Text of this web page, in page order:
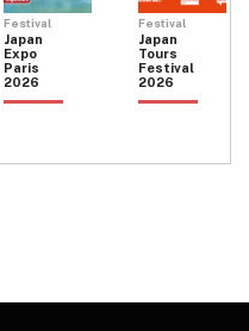
Festival
Japan
Expo
Paris
2026
Festival
Japan
Tours
Festival
2026